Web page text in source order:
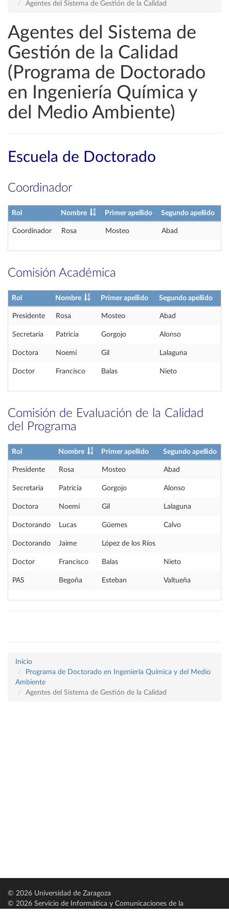
Agentes del Sistema de Gestión de la Calidad
Agentes del Sistema de
Gestión de la Calidad
(Programa de Doctorado
en Ingeniería Química y
del Medio Ambiente)
Escuela de Doctorado
Coordinador
Rol Nombre Primer apellido Segundo apellido
Coordinador Rosa Mosteo Abad
Comisión Académica
Rol Nombre Primer apellido Segundo apellido
Presidente Rosa Mosteo Abad
Secretaria Patricia Gorgojo Alonso
Doctora Noemí Gil Lalaguna
Doctor Francisco Balas Nieto
Comisión de Evaluación de la Calidad
del Programa
Rol Nombre Primer apellido Segundo apellido
Presidente Rosa Mosteo Abad
Secretaria Patricia Gorgojo Alonso
Doctora Noemí Gil Lalaguna
Doctorando Lucas Güemes Calvo
Doctorando Jaime López de los Ríos
Doctor Francisco Balas Nieto
PAS Begoña Esteban Valtueña
Inicio
Programa de Doctorado en Ingeniería Química y del Medio
Ambiente
Agentes del Sistema de Gestión de la Calidad
© 2026 Universidad de Zaragoza
© 2026 Servicio de Informática y Comunicaciones de la